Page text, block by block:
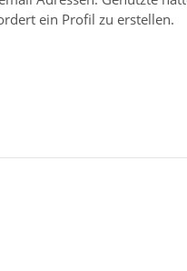
ein Profil zu erstellen.